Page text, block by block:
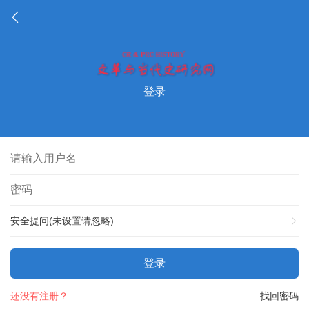
登录
安全提问(未设置请忽略)
登录
找回密码
还没有注册？